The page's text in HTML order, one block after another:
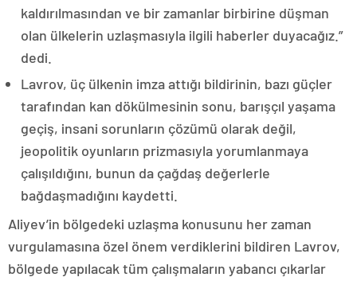
kaldırılmasından ve bir zamanlar birbirine düşman
olan ülkelerin uzlaşmasıyla ilgili haberler duyacağız.”
dedi.
Lavrov, üç ülkenin imza attığı bildirinin, bazı güçler
tarafından kan dökülmesinin sonu, barışçıl yaşama
geçiş, insani sorunların çözümü olarak değil,
jeopolitik oyunların prizmasıyla yorumlanmaya
çalışıldığını, bunun da çağdaş değerlerle
bağdaşmadığını kaydetti.
Aliyev’in bölgedeki uzlaşma konusunu her zaman
vurgulamasına özel önem verdiklerini bildiren Lavrov,
bölgede yapılacak tüm çalışmaların yabancı çıkarlar